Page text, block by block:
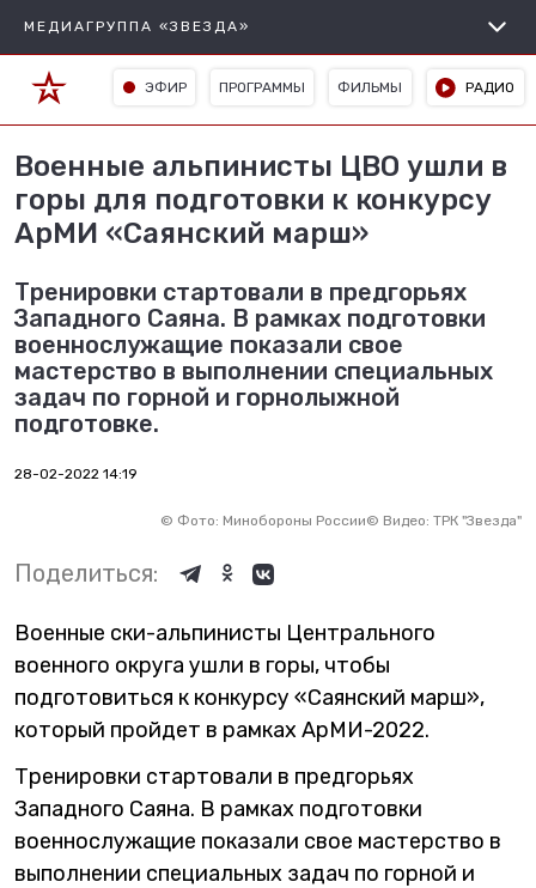
МЕДИАГРУППА «ЗВЕЗДА»
ЭФИР ПРОГРАММЫ ФИЛЬМЫ РАДИО
Военные альпинисты ЦВО ушли в
горы для подготовки к конкурсу
АрМИ «Саянский марш»
Тренировки стартовали в предгорьях
Западного Саяна. В рамках подготовки
военнослужащие показали свое
мастерство в выполнении специальных
задач по горной и горнолыжной
подготовке.
28-02-2022 14:19
© Фото: Минобороны России© Видео: ТРК "Звезда"
Поделиться:
Военные ски-альпинисты Центрального
военного округа ушли в горы, чтобы
подготовиться к конкурсу «Саянский марш»,
который пройдет в рамках АрМИ-2022.
Тренировки стартовали в предгорьях
Западного Саяна. В рамках подготовки
военнослужащие показали свое мастерство в
выполнении специальных задач по горной и